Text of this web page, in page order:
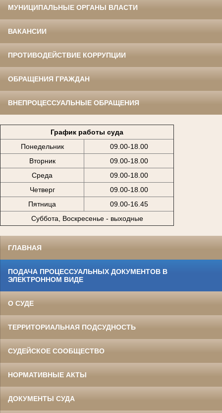
МУНИЦИПАЛЬНЫЕ ОРГАНЫ ВЛАСТИ
ВАКАНСИИ
ПРОТИВОДЕЙСТВИЕ КОРРУПЦИИ
ОБРАЩЕНИЯ ГРАЖДАН
ВНЕПРОЦЕССУАЛЬНЫЕ ОБРАЩЕНИЯ
График работы суда
Понедельник
09.00-18.00
Вторник
09.00-18.00
Среда
09.00-18.00
Четверг
09.00-18.00
Пятница
09.00-16.45
Суббота, Воскресенье - выходные
ГЛАВНАЯ
ПОДАЧА ПРОЦЕССУАЛЬНЫХ ДОКУМЕНТОВ В
ЭЛЕКТРОННОМ ВИДЕ
О СУДЕ
ТЕРРИТОРИАЛЬНАЯ ПОДСУДНОСТЬ
СУДЕЙСКОЕ СООБЩЕСТВО
НОРМАТИВНЫЕ АКТЫ
ДОКУМЕНТЫ СУДА